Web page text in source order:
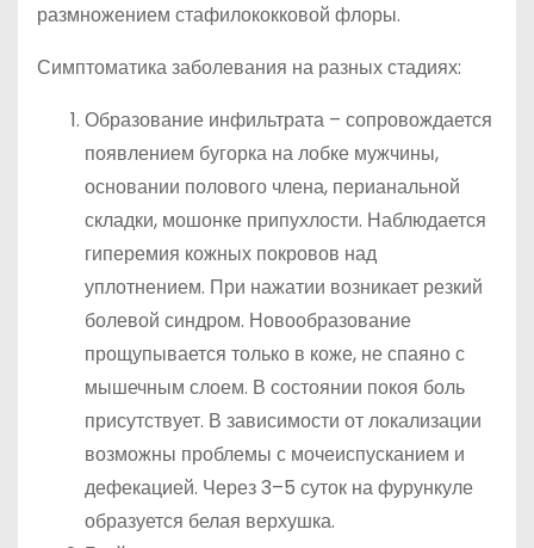
размножением стафилококковой флоры.
Симптоматика заболевания на разных стадиях:
Образование инфильтрата – сопровождается
появлением бугорка на лобке мужчины,
основании полового члена, перианальной
складки, мошонке припухлости. Наблюдается
гиперемия кожных покровов над
уплотнением. При нажатии возникает резкий
болевой синдром. Новообразование
прощупывается только в коже, не спаяно с
мышечным слоем. В состоянии покоя боль
присутствует. В зависимости от локализации
возможны проблемы с мочеиспусканием и
дефекацией. Через 3–5 суток на фурункуле
образуется белая верхушка.